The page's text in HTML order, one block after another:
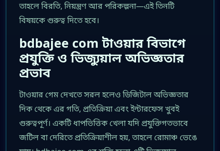
তাহলে বিরতি, নিয়ন্ত্রণ আর পরিকল্পনা—এই তিনটি
বিষয়কে গুরুত্ব দিতে হবে।
bdbajee com টাওয়ার বিভাগে
প্রযুক্তি ও ভিজ্যুয়াল অভিজ্ঞতার
প্রভাব
টাওয়ার গেম দেখতে সরল হলেও ডিজিটাল অভিজ্ঞতার
দিক থেকে এর গতি, প্রতিক্রিয়া এবং ইন্টারফেস খুবই
গুরুত্বপূর্ণ। একটি ধাপভিত্তিক খেলা যদি প্রযুক্তিগতভাবে
জটিল বা দেরিতে প্রতিক্রিয়াশীল হয়, তাহলে রোমাঞ্চ ভেঙে